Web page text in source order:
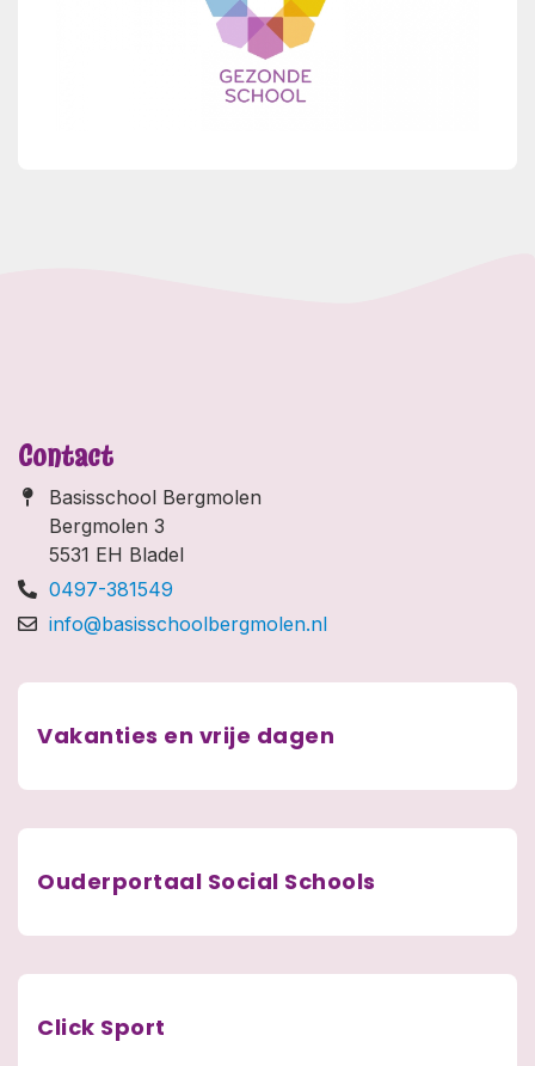
Contact
Basisschool Bergmolen
Bergmolen 3
5531 EH Bladel
0497-381549
info@basisschoolbergmolen.nl
Vakanties en vrije dagen
Ouderportaal Social Schools
Click Sport